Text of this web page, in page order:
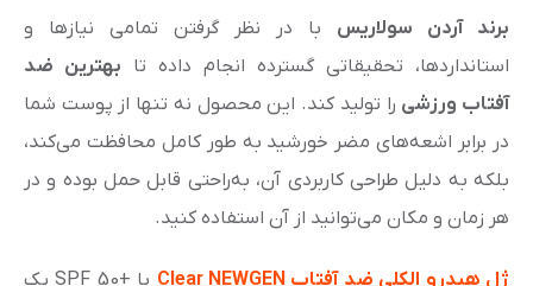
برند آردن سولاریسبا در نظر گرفتن تمامی نیازها و
استانداردها، تحقیقاتی گسترده انجام داده تا بهترین ضد
آفتاب ورزشیرا تولید کند. این محصول نه تنها از پوست شما
در برابر اشعه‌های مضر خورشید به طور کامل محافظت می‌کند،
بلکه به دلیل طراحی کاربردی آن، به‌راحتی قابل حمل بوده و در
هر زمان و مکان می‌توانید از آن استفاده کنید.
ژل هیدرو الکلی ضد آفتاب Clear NEWGEN
با +SPF 50 یک